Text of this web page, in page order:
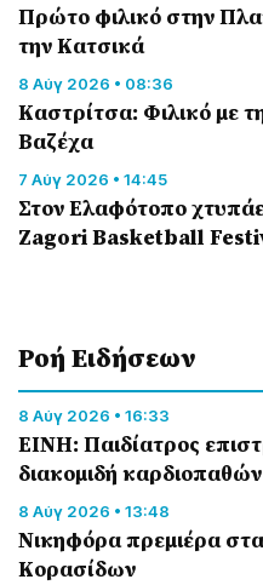
Πρώτο φιλικό στην
την Κατσικά
8 Αύγ 2026 • 08:36
Καστρίτσα: Φιλικό με
Βαζέχα
7 Αύγ 2026 • 14:45
Στον Ελαφότοπο
Zagori Basketball
Ροή Eιδήσεων
8 Αύγ 2026 • 16:33
ΕΙΝΗ: Παιδίατρος
διακομιδή καρδιοπαθών
8 Αύγ 2026 • 13:48
Nικηφόρα πρεμιέρα στα
Κορασίδων